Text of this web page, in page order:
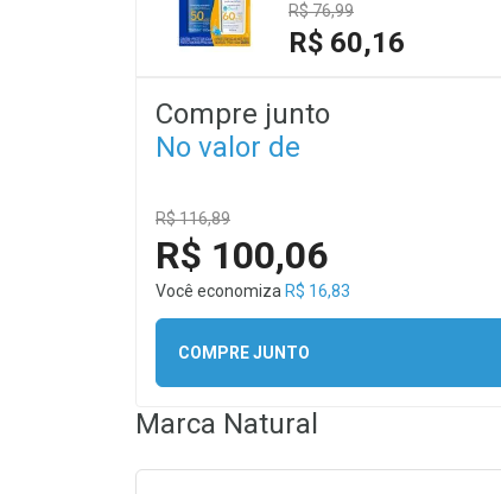
R$ 76,99
R$ 60,16
Compre junto
No valor de
R$ 116,89
R$ 100,06
Você economiza R$ 16,83
COMPRE JUNTO
Marca Natural